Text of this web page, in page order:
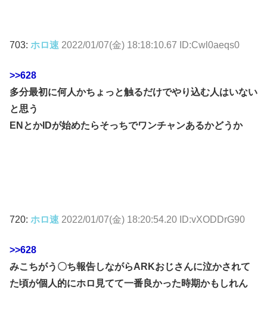
703: ホロ速 2022/01/07(金) 18:18:10.67 ID:Cwl0aeqs0
>>628
多分最初に何人かちょっと触るだけでやり込む人はいない
と思う
ENとかIDが始めたらそっちでワンチャンあるかどうか
720: ホロ速 2022/01/07(金) 18:20:54.20 ID:vXODDrG90
>>628
みこちがう〇ち報告しながらARKおじさんに泣かされて
た頃が個人的にホロ見てて一番良かった時期かもしれん